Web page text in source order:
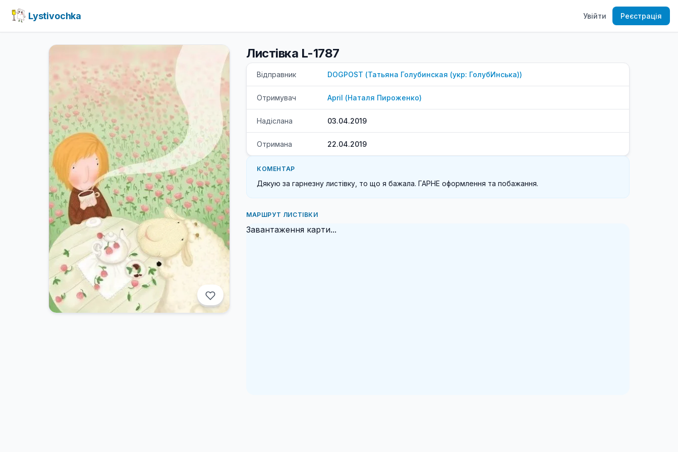
Lystivochka Увійти Реєстрація
Листівка L-1787
Відправник DOGPOST (Татьяна Голубинская (укр: ГолубИнська))
Отримувач April (Наталя Пироженко)
Надіслана 03.04.2019
Отримана 22.04.2019
КОМЕНТАР
Дякую за гарнезну листiвку, то що я бажала. ГАРНЕ оформлення та побажання.
МАРШРУТ ЛИСТІВКИ
Завантаження карти...